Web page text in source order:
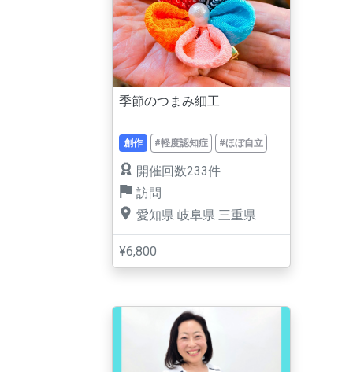
季節のつまみ細工
創作 #軽度認知症 #ほぼ自立
開催回数233件
訪問
愛知県 岐阜県 三重県
¥6,800